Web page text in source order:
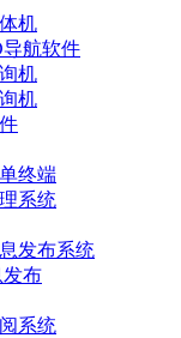
机
航软件
机
机
终端
系统
发布系统
发布
系统